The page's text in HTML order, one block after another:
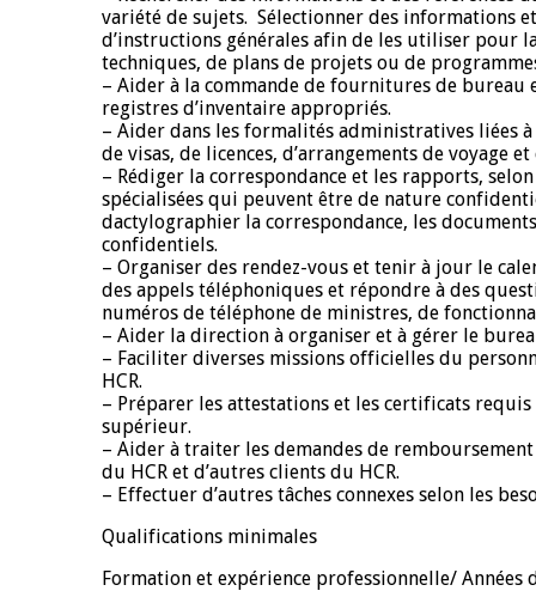
variété de sujets. Sélectionner des informations
d’instructions générales afin de les utiliser pour
techniques, de plans de projets ou de
– Aider à la commande de fournitures de
registres d’inventaire appropriés.
– Aider dans les formalités administratives liées
de visas, de licences, d’arrangements de voyage
– Rédiger la correspondance et les rapports,
spécialisées qui peuvent être de nature
dactylographier la correspondance, les
confidentiels.
– Organiser des rendez-vous et tenir à jour le
des appels téléphoniques et répondre à des
numéros de téléphone de ministres, de
– Aider la direction à organiser et à gérer le
– Faciliter diverses missions officielles du
HCR.
– Préparer les attestations et les certificats
supérieur.
– Aider à traiter les demandes de
du HCR et d’autres clients du HCR.
– Effectuer d’autres tâches connexes selon les
Qualifications minimales
Formation et expérience professionnelle/ Années